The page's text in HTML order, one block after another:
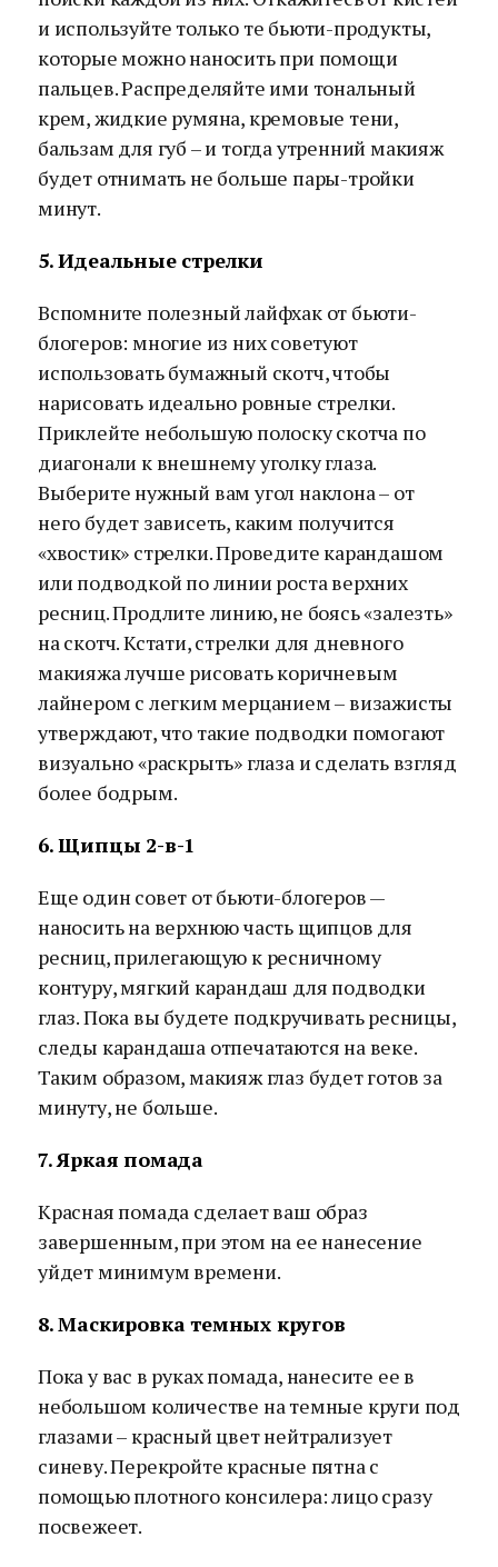
и используйте только те бьюти-продукты,
которые можно наносить при помощи
пальцев. Распределяйте ими тональный
крем, жидкие румяна, кремовые тени,
бальзам для губ – и тогда утренний макияж
будет отнимать не больше пары-тройки
минут.
5. Идеальные стрелки
Вспомните полезный лайфхак от бьюти-
блогеров: многие из них советуют
использовать бумажный скотч, чтобы
нарисовать идеально ровные стрелки.
Приклейте небольшую полоску скотча по
диагонали к внешнему уголку глаза.
Выберите нужный вам угол наклона – от
него будет зависеть, каким получится
«хвостик» стрелки. Проведите карандашом
или подводкой по линии роста верхних
ресниц. Продлите линию, не боясь «залезть»
на скотч. Кстати, стрелки для дневного
макияжа лучше рисовать коричневым
лайнером с легким мерцанием – визажисты
утверждают, что такие подводки помогают
визуально «раскрыть» глаза и сделать взгляд
более бодрым.
6. Щипцы 2-в-1
Еще один совет от бьюти-блогеров —
наносить на верхнюю часть щипцов для
ресниц, прилегающую к ресничному
контуру, мягкий карандаш для подводки
глаз. Пока вы будете подкручивать ресницы,
следы карандаша отпечатаются на веке.
Таким образом, макияж глаз будет готов за
минуту, не больше.
7. Яркая помада
Красная помада сделает ваш образ
завершенным, при этом на ее нанесение
уйдет минимум времени.
8. Маскировка темных кругов
Пока у вас в руках помада, нанесите ее в
небольшом количестве на темные круги под
глазами – красный цвет нейтрализует
синеву. Перекройте красные пятна с
помощью плотного консилера: лицо сразу
посвежеет.